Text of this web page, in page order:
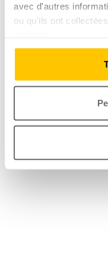
avec d'autres
ou qu'ils ont